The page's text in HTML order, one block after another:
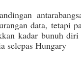
data, tetapi
kadar bunuh
selepas Hungary